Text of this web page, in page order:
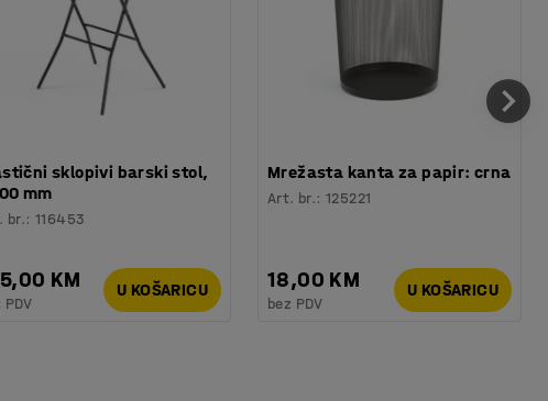
sklopivi barski stol,
mm
br.:116453
KM
PDV
U KOŠARICU
Mrežasta kanta za papir: crna
Art. br.:125221
18,00 KM
bez PDV
U KOŠARICU